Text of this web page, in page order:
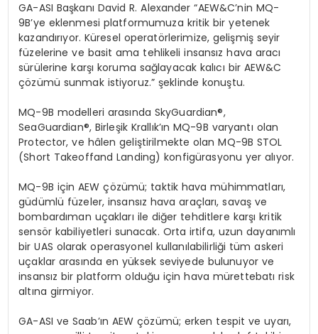
GA-ASI Başkanı David R. Alexander“AEW&C’nin MQ-
9B’ye eklenmesi platformumuza kritik bir yetenek
kazandırıyor. Küresel operatörlerimize, gelişmiş seyir
füzelerine ve basit ama tehlikeli insansız hava aracı
sürülerine karşı koruma sağlayacak kalıcı bir AEW&C
çözümü sunmak istiyoruz.” şeklinde konuştu.
MQ-9B modelleri arasında SkyGuardian®,
SeaGuardian®, Birleşik Krallık’ın MQ-9B varyantı olan
Protector, ve hâlen geliştirilmekte olan MQ-9B STOL
(Short Takeoffand Landing) konfigürasyonu yer alıyor.
MQ-9B için AEWçözümü; taktik hava mühimmatları,
güdümlü füzeler, insansız hava araçları, savaş ve
bombardıman uçakları ile diğer tehditlere karşı kritik
sensör kabiliyetleri sunacak. Orta irtifa, uzun dayanımlı
bir UAS olarak operasyonel kullanılabilirliği tüm askeri
uçaklar arasında en yüksek seviyede bulunuyor ve
insansız bir platform olduğu için hava mürettebatı risk
altına girmiyor.
GA-ASI ve Saab’ın AEW çözümü; erken tespit ve uyarı,